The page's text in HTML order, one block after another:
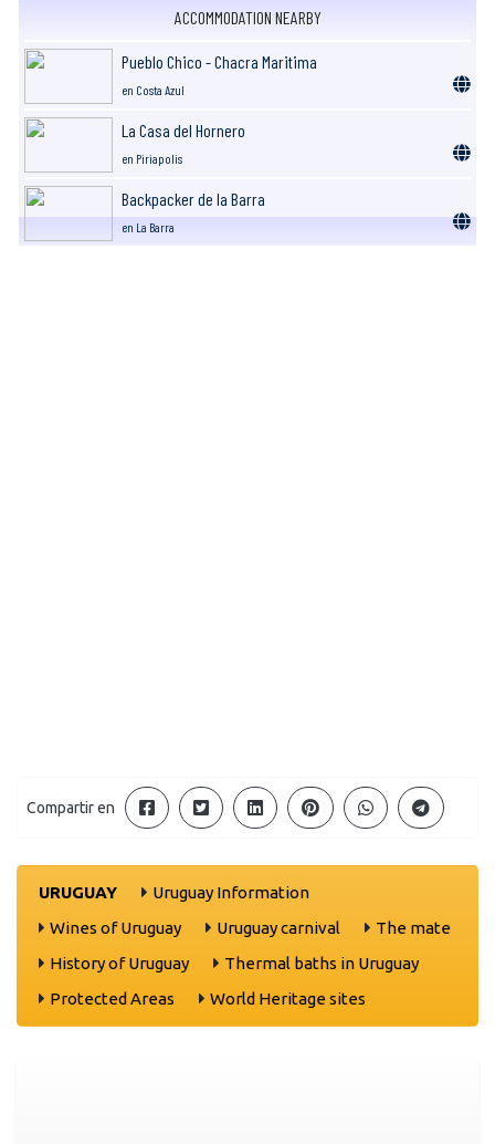
ACCOMMODATION NEARBY
Pueblo Chico - Chacra Maritima
en Costa Azul
La Casa del Hornero
en Piriapolis
Backpacker de la Barra
en La Barra
Compartir en
URUGUAY
Uruguay Information
Wines of Uruguay
Uruguay carnival
The mate
History of Uruguay
Thermal baths in Uruguay
Protected Areas
World Heritage sites